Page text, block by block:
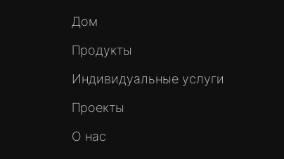
Дом
Продукты
Индивидуальные услуги
Проекты
О нас